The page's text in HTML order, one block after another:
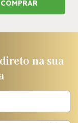
COMPRAR
na sua